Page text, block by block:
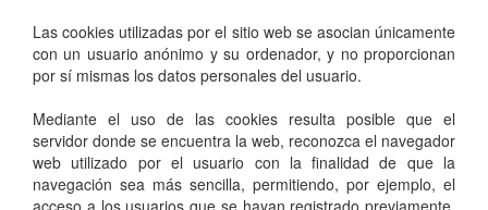
Las cookies utilizadas por el sitio web se asocian únicamente
con un usuario anónimo y su ordenador, y no proporcionan
por sí mismas los datos personales del usuario.
Mediante el uso de las cookies resulta posible que el
servidor donde se encuentra la web, reconozca el navegador
web utilizado por el usuario con la finalidad de que la
navegación sea más sencilla, permitiendo, por ejemplo, el
acceso a los usuarios que se hayan registrado previamente,